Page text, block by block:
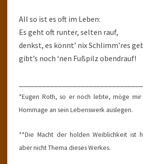
All so ist es oft im Leben:
Es geht oft runter, selten rauf,
denkst, es könnt’ nix Schlimm’res
gibt’s noch ‘nen Fußpilz obendrauf!
*Eugen Roth, so er noch lebte, möge mir
Hommage an sein Lebenswerk auslegen.
**Die Macht der holden Weiblichkeit ist
aber nicht Thema dieses Werkes.